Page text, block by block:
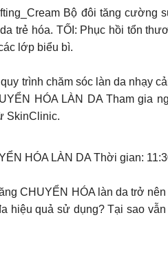
Bộ đôi tăng
trẻ hóa. TỐI: Phục hồi tổn
lớp biểu bì.
trình chăm sóc làn da nhạy
HÓA LÀN DA Tham gia
SkinClinic.
HÓA LÀN DA Thời gian:
CHUYỂN HÓA làn da trở
quả sử dụng? Tại sao